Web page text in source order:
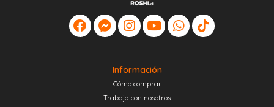
Información
Cómo comprar
Trabaja con nosotros